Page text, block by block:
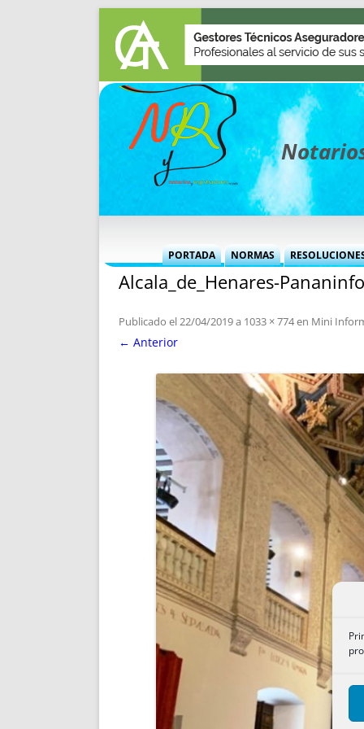
PORTADA NORMAS
MÁS USADAS (CUADRO)
MÁS DESTACADAS
NO DESESPERES
A MANO
FUTURAS NORMAS
INFORMES
VOCES
SUCESIONES
LH Y
Alcala_de_Henares-
Publicado el22/04/2019a 1033 × 774en Mini
← Anterior